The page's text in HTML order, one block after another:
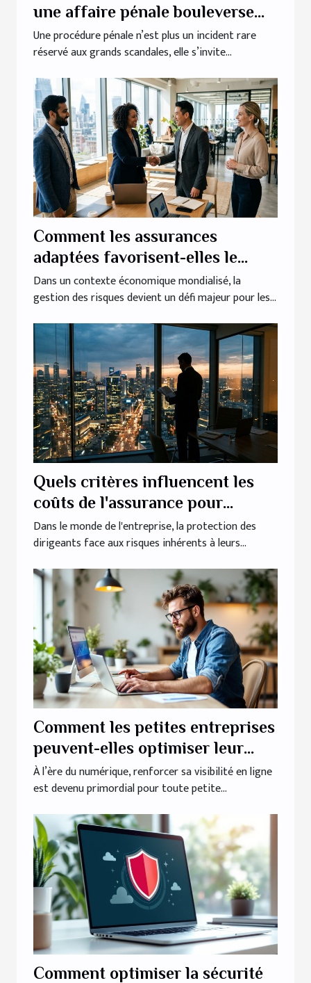
une affaire pénale bouleverse
les stratégies d’entreprise
Une procédure pénale n’est plus un incident rare
réservé aux grands scandales, elle s’invite...
Comment les assurances
adaptées favorisent-elles le
succès des entreprises
internationales ?
Dans un contexte économique mondialisé, la
gestion des risques devient un défi majeur pour les...
Quels critères influencent les
coûts de l'assurance pour
dirigeants ?
Dans le monde de l'entreprise, la protection des
dirigeants face aux risques inhérents à leurs...
Comment les petites entreprises
peuvent-elles optimiser leur
présence en ligne ?
À l’ère du numérique, renforcer sa visibilité en ligne
est devenu primordial pour toute petite...
Comment optimiser la sécurité